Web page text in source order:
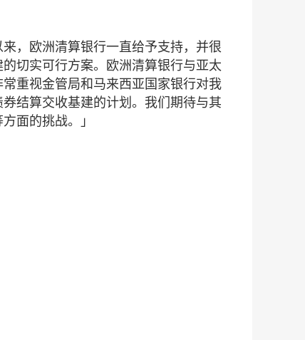
，欧洲清算银行一直给予支持，并很
切实可行方案。欧洲清算银行与亚太
重视金管局和马来西亚国家银行对我
结算交收基建的计划。我们期待与其
面的挑战。」